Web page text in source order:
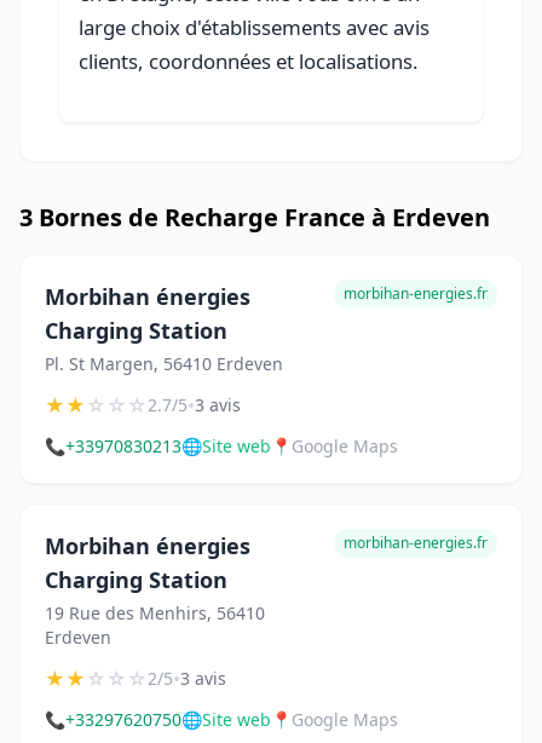
large choix d'établissements avec avis
clients, coordonnées et localisations.
3 Bornes de Recharge France à Erdeven
Morbihan énergies
Charging Station
Pl. St Margen, 56410 Erdeven
morbihan-energies.fr
★★☆☆☆2.7/5•3 avis
📞+33970830213🌐Site web 📍 Google Maps
Morbihan énergies
Charging Station
19 Rue des Menhirs, 56410
Erdeven
morbihan-energies.fr
★★☆☆☆2/5•3 avis
📞+33297620750🌐Site web 📍 Google Maps